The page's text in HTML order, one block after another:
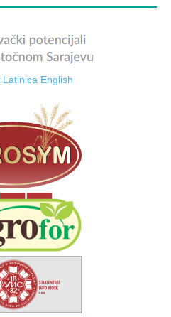
Latinica English